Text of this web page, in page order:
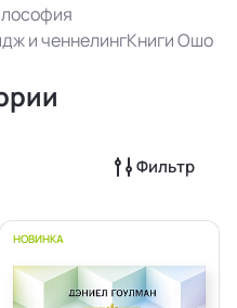
и ченнелингКниги Ошо
Фильтр
НОВИНКА